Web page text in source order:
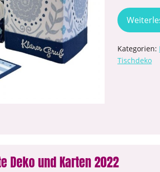
Kategorien:
Tischdeko
Deko und Karten 2022